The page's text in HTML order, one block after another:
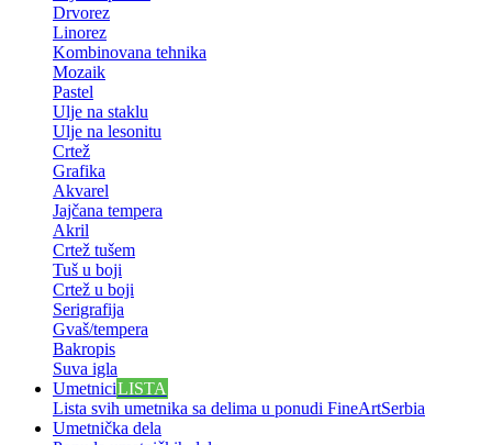
Drvorez
Linorez
Kombinovana tehnika
Mozaik
Pastel
Ulje na staklu
Ulje na lesonitu
Crtež
Grafika
Akvarel
Jajčana tempera
Akril
Crtež tušem
Tuš u boji
Crtež u boji
Serigrafija
Gvaš/tempera
Bakropis
Suva igla
UmetniciLISTA
Lista svih umetnika sa delima u ponudi FineArtSerbia
Umetnička dela